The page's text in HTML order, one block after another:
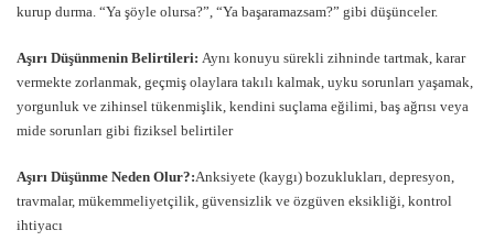
kurup durma. “Ya şöyle olursa?”, “Ya başaramazsam?” gibi düşünceler.
Aşırı Düşünmenin Belirtileri: Aynı konuyu sürekli zihninde tartmak, karar
vermekte zorlanmak, geçmiş olaylara takılı kalmak, uyku sorunları yaşamak,
yorgunluk ve zihinsel tükenmişlik, kendini suçlama eğilimi, baş ağrısı veya
mide sorunları gibi fiziksel belirtiler
Aşırı Düşünme Neden Olur?:Anksiyete (kaygı) bozuklukları, depresyon,
travmalar, mükemmeliyetçilik, güvensizlik ve özgüven eksikliği, kontrol
ihtiyacı